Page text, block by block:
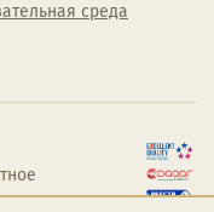
среда